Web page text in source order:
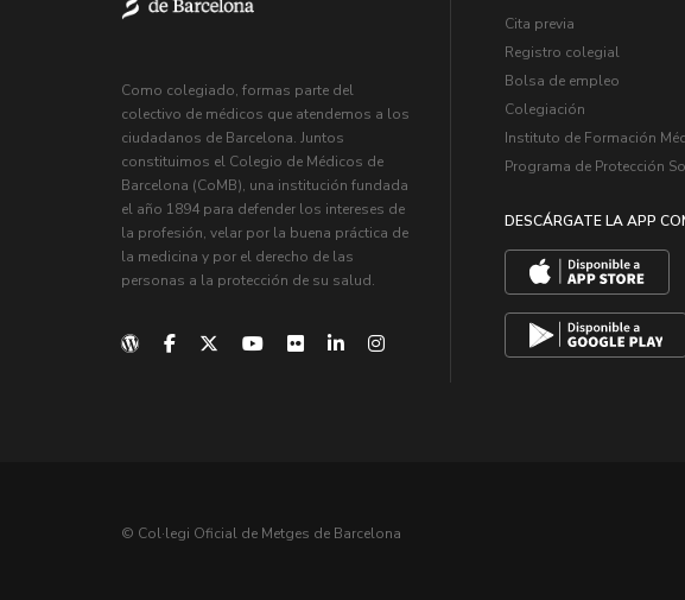
Como colegiado, formas parte del
colectivo de médicos que atendemos a los
ciudadanos de Barcelona. Juntos
constituimos el Colegio de Médicos de
Barcelona (CoMB), una institución fundada
el año 1894 para defender los intereses de
la profesión, velar por la buena práctica de
la medicina y por el derecho de las
personas a la protección de su salud.
Cita previa
Registro colegial
Bolsa de empleo
Colegiación
Instituto de Formación
Programa de Protección
DESCÁRGATE LA APP
© Col·legi Oficial de Metges de Barcelona